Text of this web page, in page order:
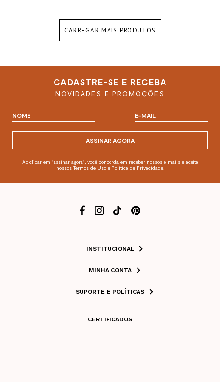
CARREGAR MAIS PRODUTOS
CADASTRE-SE E RECEBA
NOVIDADES E PROMOÇÕES
ASSINAR AGORA
Ao clicar em "assinar agora", você concorda em receber nossos e-mails e aceita
nossos Termos de Uso e Política de Privacidade.
INSTITUCIONAL
MINHA CONTA
SUPORTE E POLÍTICAS
CERTIFICADOS